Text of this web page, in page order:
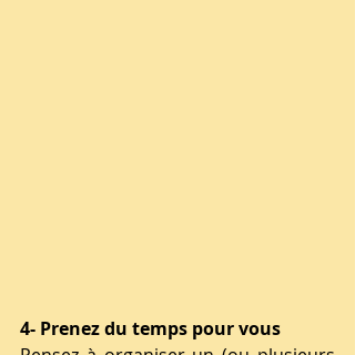
4- Prenez du temps pour vous